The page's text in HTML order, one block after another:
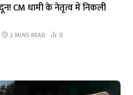
CM धामी के नेतृत्व में निकली
2 MINS READ 0